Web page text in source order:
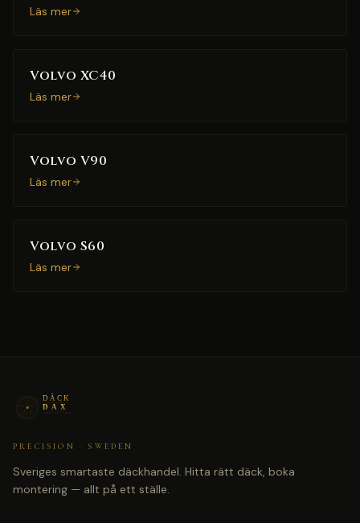
Läs mer
Volvo XC40
Läs mer
Volvo V90
Läs mer
Volvo S60
Läs mer
PRECISION · SWEDEN
Sveriges smartaste däckhandel. Hitta rätt däck, boka
montering — allt på ett ställe.